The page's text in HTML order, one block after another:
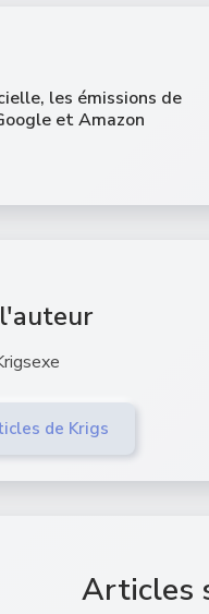
les émissions de
et Amazon
de Krigs
Articles